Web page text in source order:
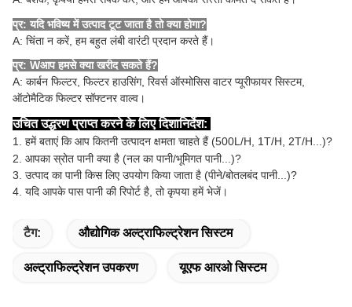
प्र: यदि भविष्य में उत्पाद टूट जाता है तो क्या होगा?
A: चिंता न करें, हम बहुत लंबी वारंटी प्रदान करते हैं।
प्र: Wआप हमसे क्या खरीद सकते हैं?
A: कार्बन फिल्टर, फिल्टर हाउसिंग, रिवर्स ऑस्मोसिस वाटर प्यूरीफायर सिस्टम,
ऑटोमैटिक फिल्टर सॉफ्टनर वाल्व।
उचित उद्धरण प्राप्त करने के लिए दिशानिर्देश:
1. हमें बताएं कि आप कितनी उत्पादन क्षमता चाहते हैं (500L/H, 1T/H, 2T/H...)?
2. आपका स्रोत पानी क्या है (नल का पानी/भूमिगत पानी...)?
3. उत्पाद का पानी किस लिए उपयोग किया जाता है (पीने/बोतलबंद पानी...)?
4. यदि आपके पास पानी की रिपोर्ट है, तो कृपया हमें भेजें।
टैग: औद्योगिक अल्ट्राफिल्ट्रेशन सिस्टम
अल्ट्राफिल्ट्रेशन उपकरण यूएफ आरओ सिस्टम